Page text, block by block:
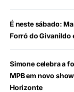
É neste sábado:
Forró do Givanildo
Simone celebra a
MPB em novo
Horizonte